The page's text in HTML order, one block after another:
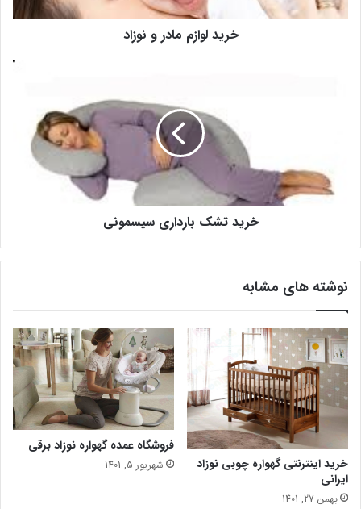
خرید لوازم مادر و نوزاد
خرید تشک بارداری سیسمونی
نوشته های مشابه
خرید اینترنتی گهواره چوبی نوزاد
ایرانی
بهمن 27, 1401
فروشگاه عمده گهواره نوزاد برقی
شهریور 5, 1401